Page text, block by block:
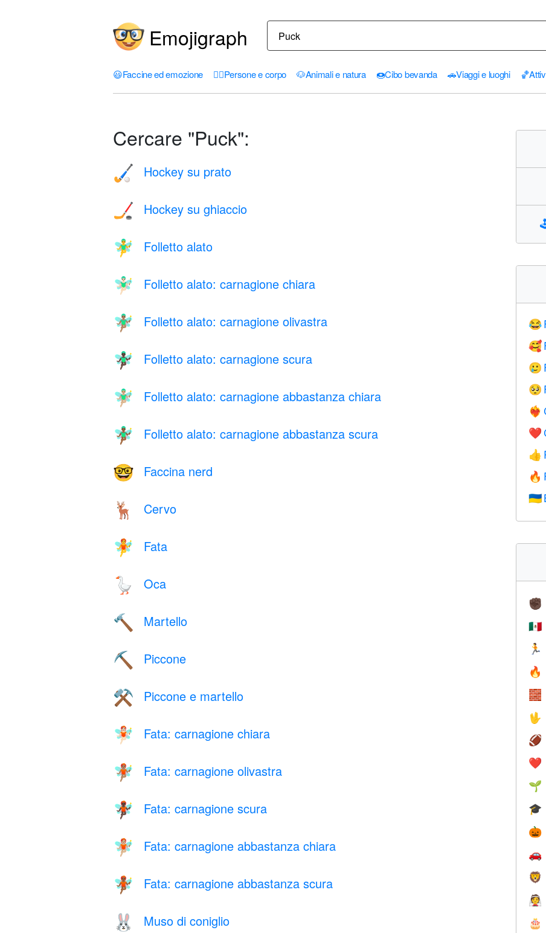
Emojigraph
😃Faccine ed emozione 🤦‍♀️Persone e corpo 🐶Animali e natura 🍩Cibo bevanda 🚗Viaggi e luoghi 🏀
Cercare "Puck":
🏑 Hockey su prato
🏒 Hockey su ghiaccio
🧚‍♂️ Folletto alato
🧚🏻‍♂️ Folletto alato: carnagione chiara
🧚🏽‍♂️ Folletto alato: carnagione olivastra
🧚🏿‍♂️ Folletto alato: carnagione scura
🧚🏼‍♂️ Folletto alato: carnagione abbastanza chiara
🧚🏾‍♂️ Folletto alato: carnagione abbastanza scura
🤓 Faccina nerd
🦌 Cervo
🧚 Fata
🪿 Oca
🔨 Martello
⛏️ Piccone
⚒️ Piccone e martello
🧚🏻 Fata: carnagione chiara
🧚🏽 Fata: carnagione olivastra
🧚🏿 Fata: carnagione scura
🧚🏼 Fata: carnagione abbastanza chiara
🧚🏾 Fata: carnagione abbastanza scura
🐰 Muso di coniglio
😂
🥰
🥲
🥺
❤️‍🔥
❤️
👍
🔥
🇺🇦
✊🏿
🇲🇽
🏃
🔥
🧱
🖖
🏈
❤️️
🌱
🎓
🎃
🚗
🦁
👰
🎂